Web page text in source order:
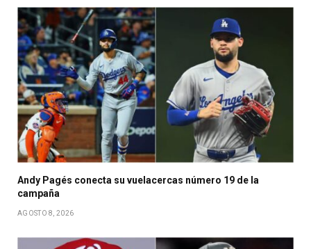
Andy Pagés conecta su vuelacercas número 19 de la
campaña
AGOSTO 8, 2026